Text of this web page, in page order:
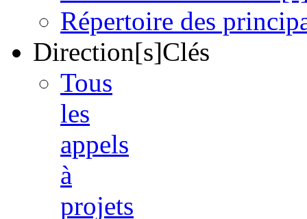
Répertoire des
Direction[s]Clés
Tous
les
appels
à
projets